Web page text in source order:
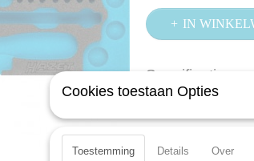
IN
Specificaties
Productcode
EAN code
Cookies toestaan Opties
Toestemming Details Over